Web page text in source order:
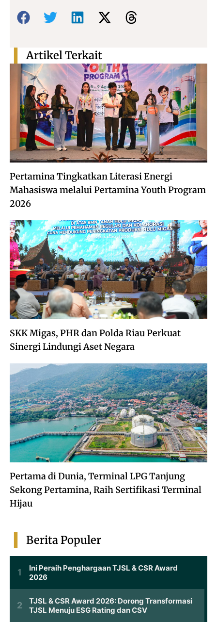
Bagikan:
Pertamina Tingkatkan Literasi Energi
Mahasiswa melalui Pertamina Youth Program
2026
SKK Migas, PHR dan Polda Riau Perkuat
Sinergi Lindungi Aset Negara
Pertama di Dunia, Terminal LPG Tanjung
Sekong Pertamina, Raih Sertifikasi Terminal
Hijau
Artikel Terkait
Berita Populer